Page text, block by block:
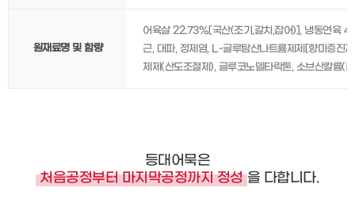
원재료명 및 함량
어육살 22.73%[국산(조기,갈치,잡어)], 냉동연육
근, 대파, 정제염, L-글루탐산나트륨제제[향미증진
제제(산도조절제), 글루코노델타락톤, 소브산칼륨(
등대어묵은
처음공정부터 마지막공정까지 정성 을 다합니다.